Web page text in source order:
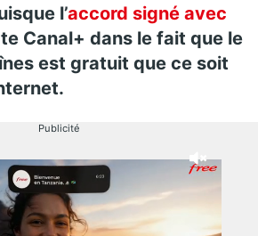
l’accord signé avec
Canal+ dans le fait que le
est gratuit que ce soit
Publicité